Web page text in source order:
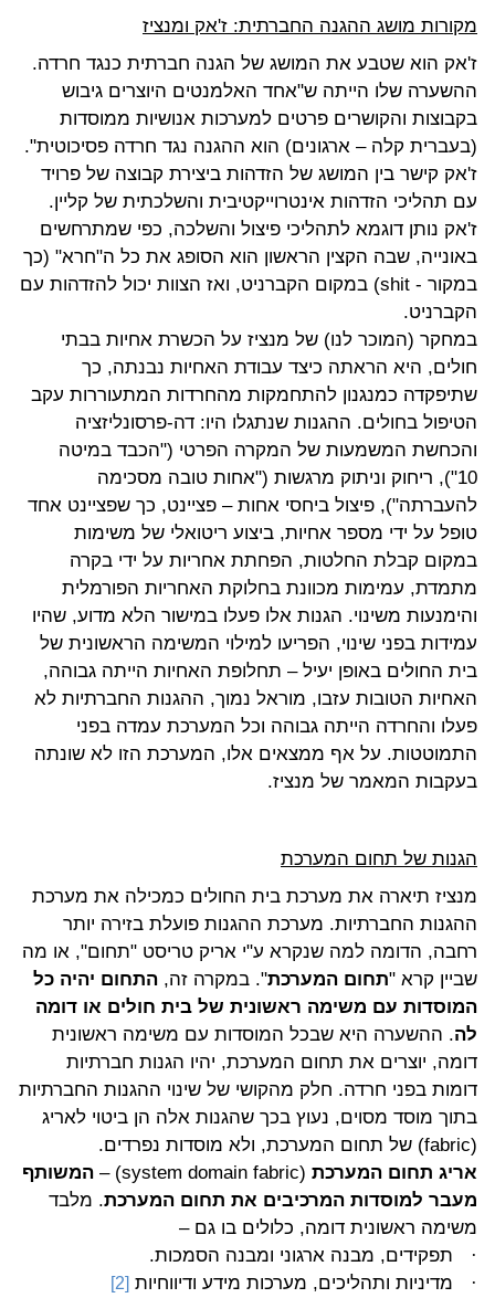
מקורות מושג ההגנה החברתית: ז'אק ומנציז
ז'אק הוא שטבע את המושג של הגנה חברתית כנגד חרדה.
ההשערה שלו הייתה ש"אחד האלמנטים היוצרים גיבוש
בקבוצות והקושרים פרטים למערכות אנושיות ממוסדות
(בעברית קלה – ארגונים) הוא ההגנה נגד חרדה פסיכוטית".
ז'אק קישר בין המושג של הזדהות ביצירת קבוצה של פרויד
עם תהליכי הזדהות אינטרוייקטיבית והשלכתית של קליין.
ז'אק נותן דוגמא לתהליכי פיצול והשלכה, כפי שמתרחשים
באונייה, שבה הקצין הראשון הוא הסופג את כל ה"חרא" (כך
במקור - shit) במקום הקברניט, ואז הצוות יכול להזדהות עם
הקברניט.
במחקר (המוכר לנו) של מנציז על הכשרת אחיות בבתי
חולים, היא הראתה כיצד עבודת האחיות נבנתה, כך
שתיפקדה כמנגנון להתחמקות מהחרדות המתעוררות עקב
הטיפול בחולים. ההגנות שנתגלו היו: דה-פרסונליזציה
והכחשת המשמעות של המקרה הפרטי ("הכבד במיטה
10"), ריחוק וניתוק מרגשות ("אחות טובה מסכימה
להעברתה"), פיצול ביחסי אחות – פציינט, כך שפציינט אחד
טופל על ידי מספר אחיות, ביצוע ריטואלי של משימות
במקום קבלת החלטות, הפחתת אחריות על ידי בקרה
מתמדת, עמימות מכוונת בחלוקת האחריות הפורמלית
והימנעות משינוי. הגנות אלו פעלו במישור הלא מדוע, שהיו
עמידות בפני שינוי, הפריעו למילוי המשימה הראשונית של
בית החולים באופן יעיל – תחלופת האחיות הייתה גבוהה,
האחיות הטובות עזבו, מוראל נמוך, ההגנות החברתיות לא
פעלו והחרדה הייתה גבוהה וכל המערכת עמדה בפני
התמוטטות. על אף ממצאים אלו, המערכת הזו לא שונתה
בעקבות המאמר של מנציז.
הגנות של תחום המערכת
מנציז תיארה את מערכת בית החולים כמכילה את מערכת
ההגנות החברתיות. מערכת ההגנות פועלת בזירה יותר
רחבה, הדומה למה שנקרא ע"י אריק טריסט "תחום", או מה
שביין קרא "תחום המערכת". במקרה זה, התחום יהיה כל
המוסדות עם משימה ראשונית של בית חולים או דומה
לה. ההשערה היא שבכל המוסדות עם משימה ראשונית
דומה, יוצרים את תחום המערכת, יהיו הגנות חברתיות
דומות בפני חרדה. חלק מהקושי של שינוי ההגנות החברתיות
בתוך מוסד מסוים, נעוץ בכך שהגנות אלה הן ביטוי לאריג
(fabric) של תחום המערכת, ולא מוסדות נפרדים.
אריג תחום המערכת (system domain fabric)
– המשותף
מעבר למוסדות המרכיבים את תחום המערכת. מלבד
משימה ראשונית דומה, כלולים בו גם –
· תפקידים, מבנה ארגוני ומבנה הסמכות.
· מדיניות ותהליכים, מערכות מידע ודיווחיות [2]